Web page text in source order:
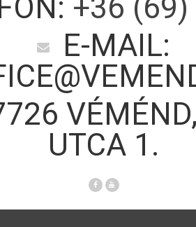
+36
E-MAIL:
UTCA 1.